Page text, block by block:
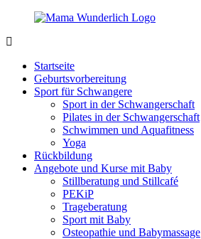
Zurück
Inhalt
sein
wunderbar!
Startseite
Geburtsvorbereitung
Sport für Schwangere
Sport in der Schwangerschaft
Pilates in der Schwangerschaft
Schwimmen und Aquafitness
Yoga
Rückbildung
Angebote und Kurse mit Baby
Stillberatung und Stillcafé
PEKiP
Trageberatung
Sport mit Baby
Osteopathie und Babymassage